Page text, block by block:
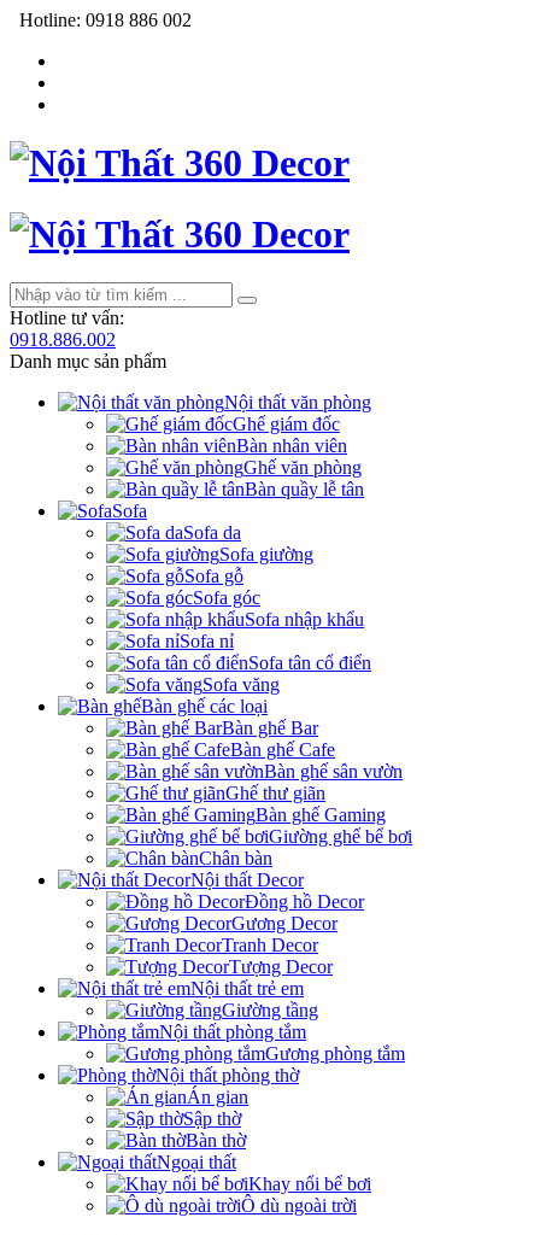
Hotline: 0918 886 002
Hotline tư vấn:
0918.886.002
Danh mục sản phẩm
Nội thất văn phòng
Ghế giám đốc
Bàn nhân viên
Ghế văn phòng
Bàn quầy lễ tân
Sofa
Sofa da
Sofa giường
Sofa gỗ
Sofa góc
Sofa nhập khẩu
Sofa nỉ
Sofa tân cổ điển
Sofa văng
Bàn ghế các loại
Bàn ghế Bar
Bàn ghế Cafe
Bàn ghế sân vườn
Ghế thư giãn
Bàn ghế Gaming
Giường ghế bể bơi
Chân bàn
Nội thất Decor
Đồng hồ Decor
Gương Decor
Tranh Decor
Tượng Decor
Nội thất trẻ em
Giường tầng
Nội thất phòng tắm
Gương phòng tắm
Nội thất phòng thờ
Án gian
Sập thờ
Bàn thờ
Ngoại thất
Khay nổi bể bơi
Ô dù ngoài trời